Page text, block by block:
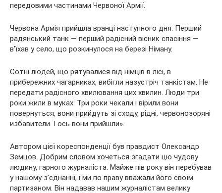
передовими частинами Червоної Армії.
Червона Армія прийшла вранці наступного дня. Перший
радянський танк — перший радісний вісник спасіння —
в’їхав у село, що розкинулося на березі Німану.
Сотні людей, що рятувалися від німців в лісі, в
прибережних чагарниках, вибігли назустріч танкістам. Не
передати радісного хвилювання цих хвилин. Люди три
роки жили в муках. Три роки чекали і вірили вони
повернуться, вони прийдуть зі сходу, рідні, червонозоряні
избавители. І ось вони прийшли».
Автором цієї кореспонденції був правдист Олександр
Земцов. Добрим словом хочеться згадати цю чудову
людину, гарного журналіста. Майже пів року він перебував
у нашому з’єднанні, і ми по праву вважали його своїм
партизаном. Він надавав нашим журналістам велику